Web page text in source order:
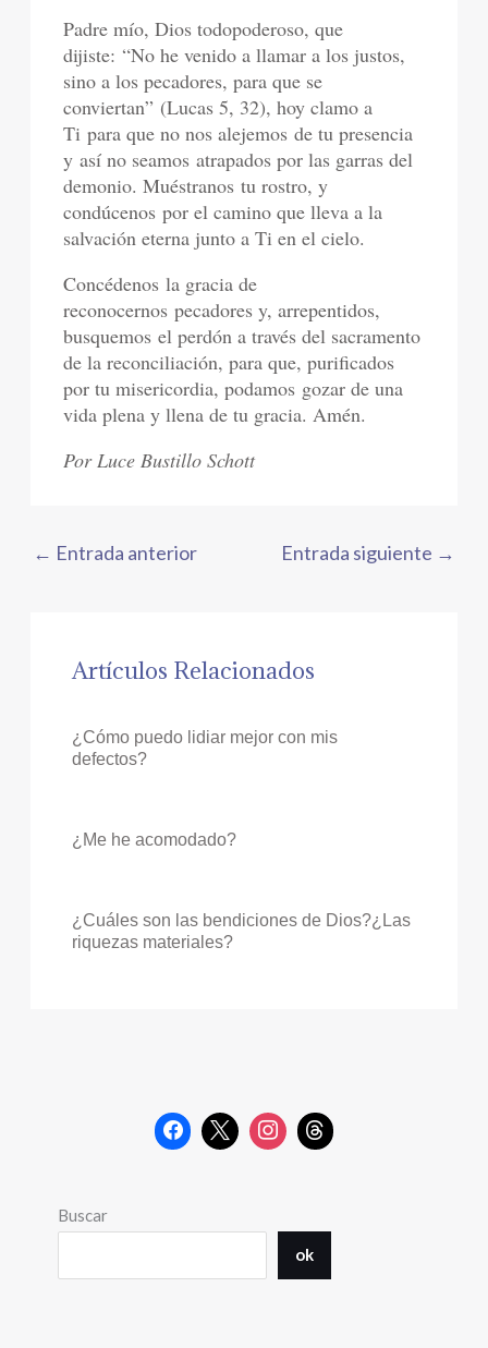
Padre mío, Dios todopoderoso, que
dijiste: “No he venido a llamar a los justos,
sino a los pecadores, para que se
conviertan” (Lucas 5, 32), hoy clamo a
Ti para que no nos alejemos de tu presencia
y así no seamos atrapados por las garras del
demonio. Muéstranos tu rostro, y
condúcenos por el camino que lleva a la
salvación eterna junto a Ti en el cielo.
Concédenos la gracia de
reconocernos pecadores y, arrepentidos,
busquemos el perdón a través del sacramento
de la reconciliación, para que, purificados
por tu misericordia, podamos gozar de una
vida plena y llena de tu gracia. Amén.
Por Luce Bustillo Schott
← Entrada anterior Entrada siguiente →
Artículos Relacionados
¿Cómo puedo lidiar mejor con mis
defectos?
¿Me he acomodado?
¿Cuáles son las bendiciones de Dios?¿Las
riquezas materiales?
Buscar
ok